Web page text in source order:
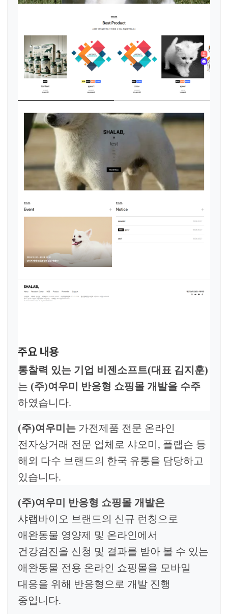
주요 내용
통찰력 있는 기업 비젠소프트(대표 김지훈)
는 (주)여우미 반응형 쇼핑몰 개발을 수주
하였습니다.
(주)여우미는 가전제품 전문 온라인
전자상거래 전문 업체로 샤오미, 플랩슨 등
해외 다수 브랜드의 한국 유통을 담당하고
있습니다.
(주)여우미 반응형 쇼핑몰 개발은
샤랩바이오 브랜드의 신규 런칭으로
애완동물 영양제 및 온라인에서
건강검진을 신청 및 결과를 받아 볼 수 있는
애완동물 전용 온라인 쇼핑몰을 모바일
대응을 위해 반응형으로 개발 진행
중입니다.